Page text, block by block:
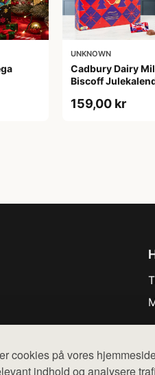
cookies på vores
indhold og analysere
UNKNOWN
Cadbury Dairy
Biscoff
159,00 kr